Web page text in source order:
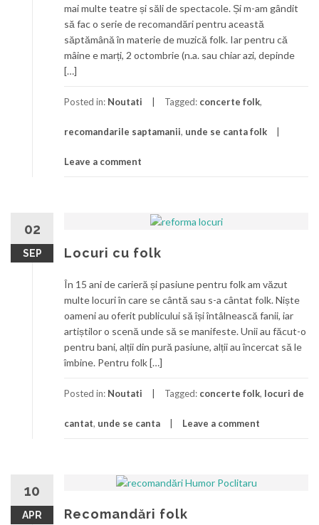
mai multe teatre și săli de spectacole. Și m-am gândit
să fac o serie de recomandări pentru această
săptămână în materie de muzică folk. Iar pentru că
mâine e marți, 2 octombrie (n.a. sau chiar azi, depinde
[…]
Posted in: Noutati Tagged: concerte folk,
recomandarile saptamanii, unde se canta folk
Leave a comment
02
SEP Locuri cu folk
În 15 ani de carieră și pasiune pentru folk am văzut
multe locuri în care se cântă sau s-a cântat folk. Niște
oameni au oferit publicului să își întâlnească fanii, iar
artiștilor o scenă unde să se manifeste. Unii au făcut-o
pentru bani, alții din pură pasiune, alții au încercat să le
îmbine. Pentru folk […]
Posted in: Noutati Tagged: concerte folk, locuri de
cantat, unde se canta Leave a comment
10
APR Recomandări folk